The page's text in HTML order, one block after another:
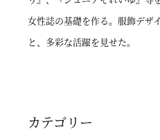
女性誌の基礎を作る。服飾デザ
と、多彩な活躍を見せた。
カテゴリー